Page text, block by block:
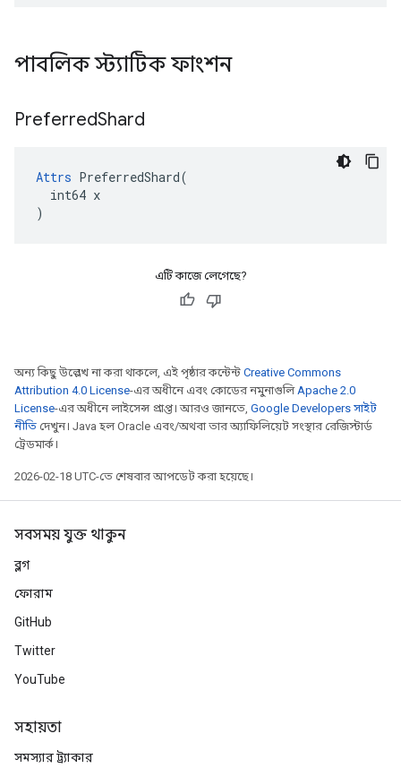
পাবলিক স্ট্যাটিক ফাংশন
PreferredShard
Attrs PreferredShard(
  int64 x
)
এটি কাজে লেগেছে?
অন্য কিছু উল্লেখ না করা থাকলে, এই পৃষ্ঠার কন্টেন্ট Creative Commons
Attribution 4.0 License-এর অধীনে এবং কোডের নমুনাগুলিApache 2.0
License-এর অধীনে লাইসেন্স প্রাপ্ত। আরও জানতে, Google Developers সাইট
নীতি দেখুন। Java হল Oracle এবং/অথবা তার অ্যাফিলিয়েট সংস্থার রেজিস্টার্ড
ট্রেডমার্ক।
2026-02-18 UTC-তে শেষবার আপডেট করা হয়েছে।
সবসময় যুক্ত থাকুন
ব্লগ
ফোরাম
GitHub
Twitter
YouTube
সহায়তা
সমস্যার ট্র্যাকার